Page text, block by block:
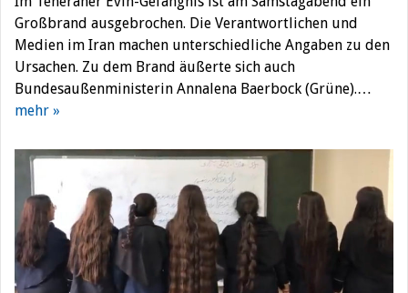
Großbrand ausgebrochen. Die Verantwortlichen und
Medien im Iran machen unterschiedliche Angaben zu den
Ursachen. Zu dem Brand äußerte sich auch
Bundesaußenministerin Annalena Baerbock (Grüne).…
mehr »